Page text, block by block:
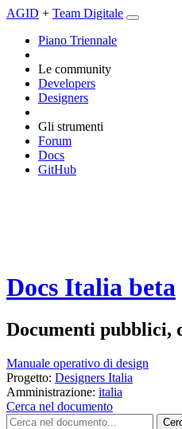
AGID + Team Digitale
Piano Triennale
Le community
Developers
Designers
Gli strumenti
Forum
Docs
GitHub
Docs Italia beta
Documenti pubblici,
Manuale operativo di design
Progetto: Designers Italia
Amministrazione: italia
Cerca nel documento